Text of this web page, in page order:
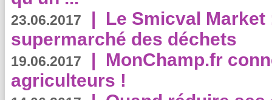
23.06.2017 | Le Smicval
supermarché des déchets
19.06.2017 | MonChamp.fr
agriculteurs !